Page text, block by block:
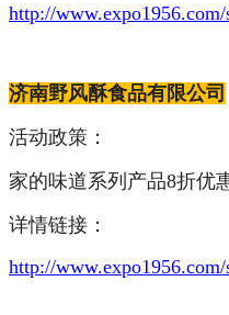
http://
济南野风酥食品有限公司
活动政策：
家的味道系列产品8折优
详情链接：
http://